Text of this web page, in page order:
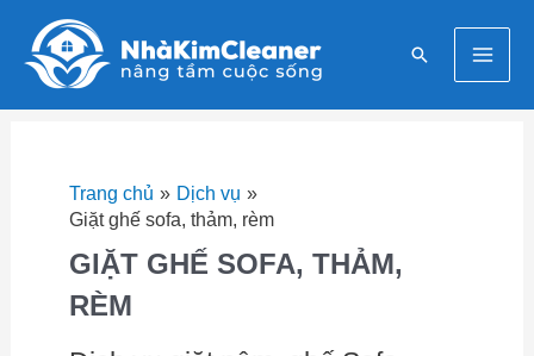
nội
Tìm
Main
Trang chủ
Dịch vụ
Giặt ghế sofa, thảm, rèm
GIẶT GHẾ SOFA, THẢM,
RÈM